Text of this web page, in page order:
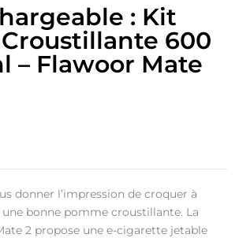
: Kit
600
– Flawoor Mate
donner l’impression de croquer à
une bonne pomme croustillante. La
2 propose une e-cigarette jetable